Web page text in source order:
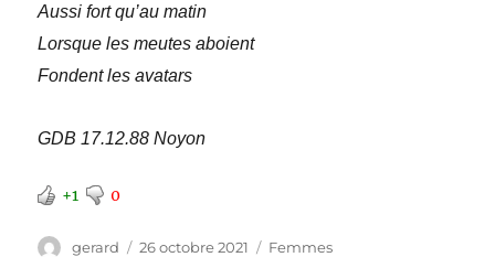
Aussi fort qu’au matin
Lorsque les meutes aboient
Fondent les avatars
GDB 17.12.88 Noyon
+1 0
Auteur
gerard
Publié
26 octobre 2021 Catégories
Femmes